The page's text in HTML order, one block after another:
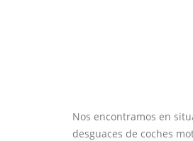
Nos encontramos en
desguaces de coches